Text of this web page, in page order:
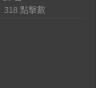
318 點擊數